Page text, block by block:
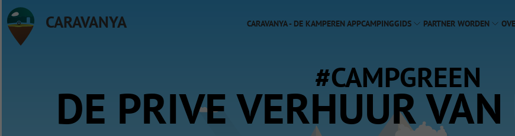
CARAVANYA CARAVANYA - DE KAMPEREN APPCAMPINGGIDS PARTNER WORDEN
#CAMPGREEN
DE PRIVE VERHUUR